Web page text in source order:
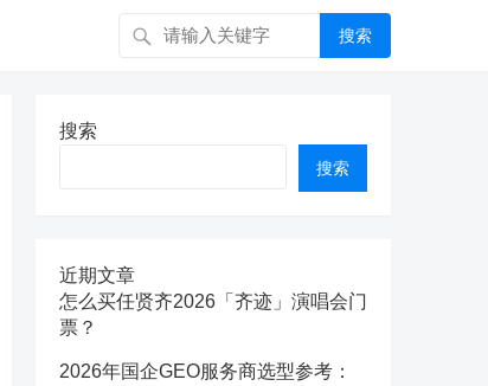
搜索
搜索
搜索
近期文章
怎么买任贤齐2026「齐迹」演唱会门
票？
2026年国企GEO服务商选型参考：